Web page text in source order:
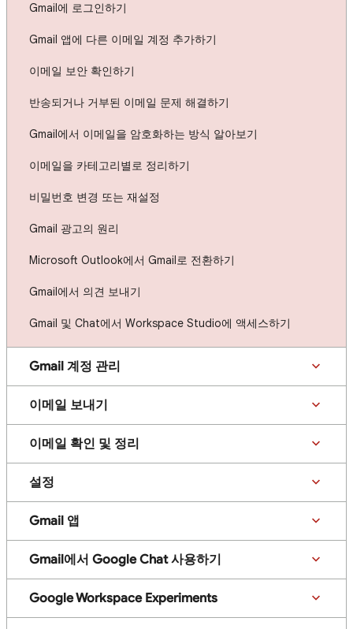
Gmail에 로그인하기
Gmail 앱에 다른 이메일 계정 추가하기
이메일 보안 확인하기
반송되거나 거부된 이메일 문제 해결하기
Gmail에서 이메일을 암호화하는 방식 알아보기
이메일을 카테고리별로 정리하기
비밀번호 변경 또는 재설정
Gmail 광고의 원리
Microsoft Outlook에서 Gmail로 전환하기
Gmail에서 의견 보내기
Gmail 및 Chat에서 Workspace Studio에 액세스하기
Gmail 계정 관리
이메일 보내기
이메일 확인 및 정리
설정
Gmail 앱
Gmail에서 Google Chat 사용하기
Google Workspace Experiments